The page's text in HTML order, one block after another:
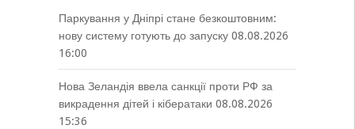
Паркування у Дніпрі стане безкоштовним:
нову систему готують до запуску 08.08.2026
16:00
Нова Зеландія ввела санкції проти РФ за
викрадення дітей і кібератаки 08.08.2026
15:36